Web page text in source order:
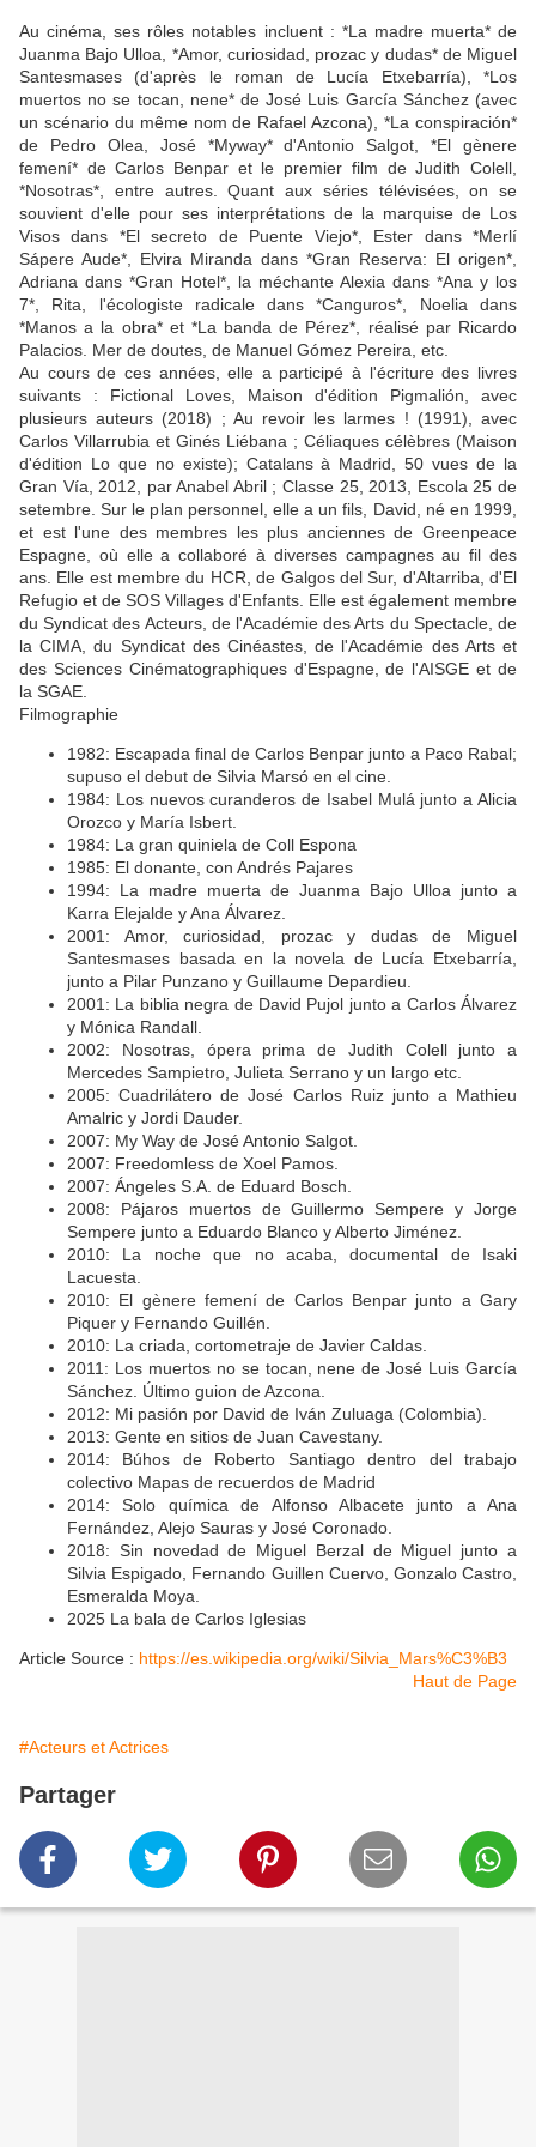
Au cinéma, ses rôles notables incluent : *La madre muerta* de
Juanma Bajo Ulloa, *Amor, curiosidad, prozac y dudas* de Miguel
Santesmases (d'après le roman de Lucía Etxebarría), *Los
muertos no se tocan, nene* de José Luis García Sánchez (avec
un scénario du même nom de Rafael Azcona), *La conspiración*
de Pedro Olea, José *Myway* d'Antonio Salgot, *El gènere
femení* de Carlos Benpar et le premier film de Judith Colell,
*Nosotras*, entre autres. Quant aux séries télévisées, on se
souvient d'elle pour ses interprétations de la marquise de Los
Visos dans *El secreto de Puente Viejo*, Ester dans *Merlí
Sápere Aude*, Elvira Miranda dans *Gran Reserva: El origen*,
Adriana dans *Gran Hotel*, la méchante Alexia dans *Ana y los
7*, Rita, l'écologiste radicale dans *Canguros*, Noelia dans
*Manos a la obra* et *La banda de Pérez*, réalisé par Ricardo
Palacios. Mer de doutes, de Manuel Gómez Pereira, etc.
Au cours de ces années, elle a participé à l'écriture des livres
suivants : Fictional Loves, Maison d'édition Pigmalión, avec
plusieurs auteurs (2018) ; Au revoir les larmes ! (1991), avec
Carlos Villarrubia et Ginés Liébana ; Céliaques célèbres (Maison
d'édition Lo que no existe); Catalans à Madrid, 50 vues de la
Gran Vía, 2012, par Anabel Abril ; Classe 25, 2013, Escola 25 de
setembre. Sur le plan personnel, elle a un fils, David, né en 1999,
et est l'une des membres les plus anciennes de Greenpeace
Espagne, où elle a collaboré à diverses campagnes au fil des
ans. Elle est membre du HCR, de Galgos del Sur, d'Altarriba, d'El
Refugio et de SOS Villages d'Enfants. Elle est également membre
du Syndicat des Acteurs, de l'Académie des Arts du Spectacle, de
la CIMA, du Syndicat des Cinéastes, de l'Académie des Arts et
des Sciences Cinématographiques d'Espagne, de l'AISGE et de
la SGAE.
Filmographie
1982: Escapada final de Carlos Benpar junto a Paco Rabal;
supuso el debut de Silvia Marsó en el cine.
1984: Los nuevos curanderos de Isabel Mulá junto a Alicia
Orozco y María Isbert.
1984: La gran quiniela de Coll Espona
1985: El donante, con Andrés Pajares
1994: La madre muerta de Juanma Bajo Ulloa junto a
Karra Elejalde y Ana Álvarez.
2001: Amor, curiosidad, prozac y dudas de Miguel
Santesmases basada en la novela de Lucía Etxebarría,
junto a Pilar Punzano y Guillaume Depardieu.
2001: La biblia negra de David Pujol junto a Carlos Álvarez
y Mónica Randall.
2002: Nosotras, ópera prima de Judith Colell junto a
Mercedes Sampietro, Julieta Serrano y un largo etc.
2005: Cuadrilátero de José Carlos Ruiz junto a Mathieu
Amalric y Jordi Dauder.
2007: My Way de José Antonio Salgot.
2007: Freedomless de Xoel Pamos.
2007: Ángeles S.A. de Eduard Bosch.
2008: Pájaros muertos de Guillermo Sempere y Jorge
Sempere junto a Eduardo Blanco y Alberto Jiménez.
2010: La noche que no acaba, documental de Isaki
Lacuesta.
2010: El gènere femení de Carlos Benpar junto a Gary
Piquer y Fernando Guillén.
2010: La criada, cortometraje de Javier Caldas.
2011: Los muertos no se tocan, nene de José Luis García
Sánchez. Último guion de Azcona.
2012: Mi pasión por David de Iván Zuluaga (Colombia).
2013: Gente en sitios de Juan Cavestany.
2014: Búhos de Roberto Santiago dentro del trabajo
colectivo Mapas de recuerdos de Madrid
2014: Solo química de Alfonso Albacete junto a Ana
Fernández, Alejo Sauras y José Coronado.
2018: Sin novedad de Miguel Berzal de Miguel junto a
Silvia Espigado, Fernando Guillen Cuervo, Gonzalo Castro,
Esmeralda Moya.
2025 La bala de Carlos Iglesias
Article Source : https://es.wikipedia.org/wiki/Silvia_Mars%C3%B3
Haut de Page
#Acteurs et Actrices
Partager